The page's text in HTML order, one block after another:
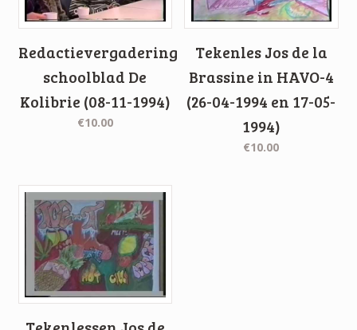
Redactievergadering
schoolblad De
Kolibrie (08-11-1994)
€10.00
Tekenles Jos de la
Brassine in HAVO-4
(26-04-1994 en 17-05-
1994)
€10.00